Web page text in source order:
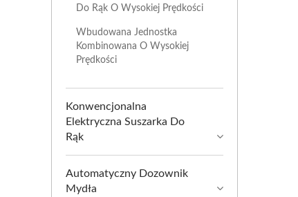
Do Rąk O Wysokiej Prędkości
Wbudowana Jednostka
Kombinowana O Wysokiej
Prędkości
Konwencjonalna
Elektryczna Suszarka Do
Rąk
Automatyczny Dozownik
Mydła